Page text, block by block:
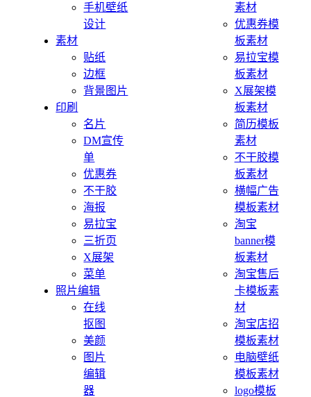
手机壁纸
设计
素材
贴纸
边框
背景图片
印刷
名片
DM宣传
单
优惠券
不干胶
海报
易拉宝
三折页
X展架
菜单
照片编辑
在线
抠图
美颜
图片
编辑
器
素材
优惠券模
板素材
易拉宝模
板素材
X展架模
板素材
简历模板
素材
不干胶模
板素材
横幅广告
模板素材
淘宝
banner模
板素材
淘宝售后
卡模板素
材
淘宝店招
模板素材
电脑壁纸
模板素材
logo模板